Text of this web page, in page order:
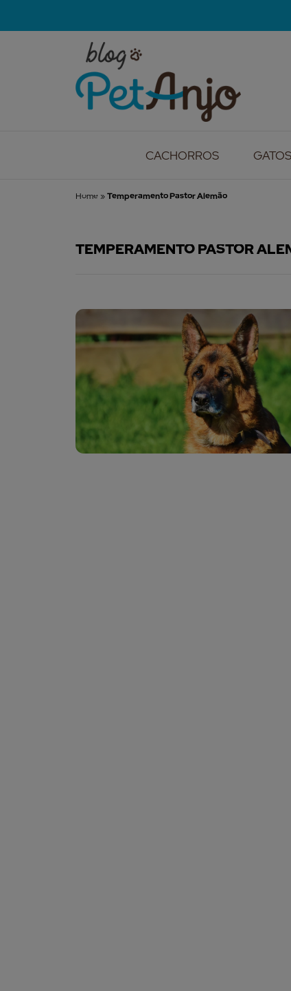
CACHORROS GATOS
Home »Temperamento Pastor Alemão
TEMPERAMENTO PASTOR